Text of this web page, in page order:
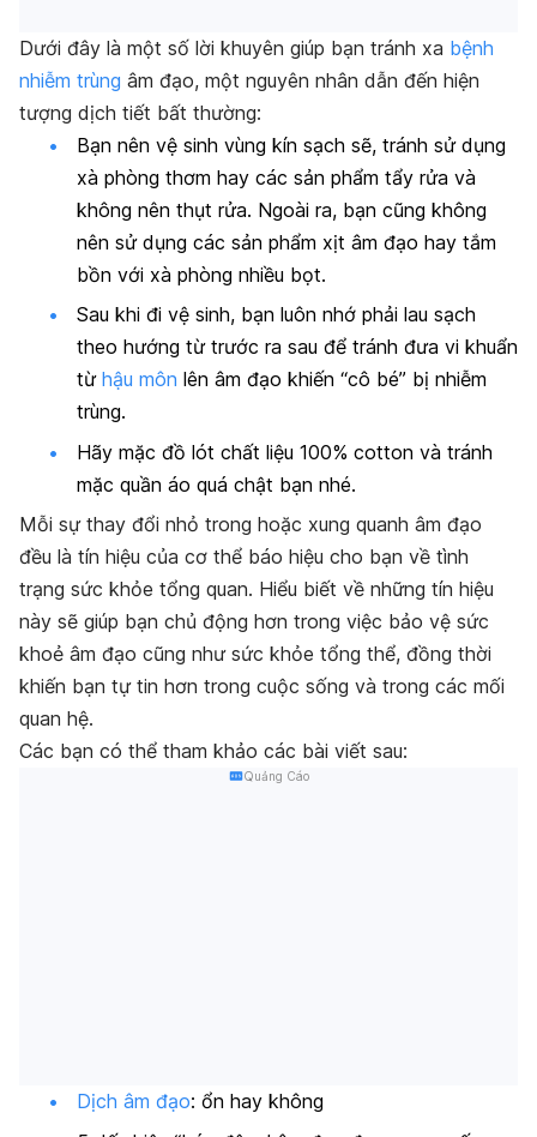
Dưới đây là một số lời khuyên giúp bạn tránh xa bệnh
nhiễm trùng âm đạo, một nguyên nhân dẫn đến hiện
tượng dịch tiết bất thường:
Bạn nên vệ sinh vùng kín sạch sẽ, tránh sử dụng
xà phòng thơm hay các sản phẩm tẩy rửa và
không nên thụt rửa. Ngoài ra, bạn cũng không
nên sử dụng các sản phẩm xịt âm đạo hay tắm
bồn với xà phòng nhiều bọt.
Sau khi đi vệ sinh, bạn luôn nhớ phải lau sạch
theo hướng từ trước ra sau để tránh đưa vi khuẩn
từ hậu môn lên âm đạo khiến “cô bé” bị nhiễm
trùng.
Hãy mặc đồ lót chất liệu 100% cotton và tránh
mặc quần áo quá chật bạn nhé.
Mỗi sự thay đổi nhỏ trong hoặc xung quanh âm đạo
đều là tín hiệu của cơ thể báo hiệu cho bạn về tình
trạng sức khỏe tổng quan. Hiểu biết về những tín hiệu
này sẽ giúp bạn chủ động hơn trong việc bảo vệ sức
khoẻ âm đạo cũng như sức khỏe tổng thể, đồng thời
khiến bạn tự tin hơn trong cuộc sống và trong các mối
quan hệ.
Các bạn có thể tham khảo các bài viết sau:
Quảng Cáo
Dịch âm đạo: ổn hay không